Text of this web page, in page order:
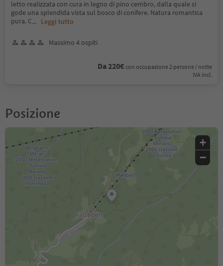
letto realizzata con cura in legno di pino cembro, dalla quale si
gode una splendida vista sul bosco di conifere. Natura romantica
pura. C... Leggi tutto
Massimo 4 ospiti
Da 220€ con occupazione 2 persone / notte
IVA incl.
Posizione
+
−